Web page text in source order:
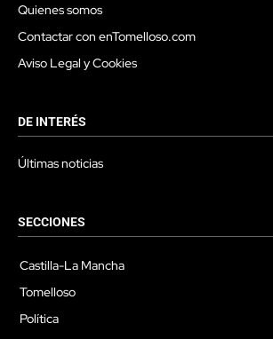
Quienes somos
Contactar con enTomelloso.com
Aviso Legal y Cookies
DE INTERÉS
Últimas noticias
SECCIONES
Castilla-La Mancha
Tomelloso
Política